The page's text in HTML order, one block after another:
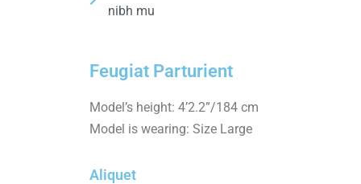
nibh mu
Feugiat Parturient
Model’s height: 4’2.2”/184 cm
Model is wearing: Size Large
Aliquet